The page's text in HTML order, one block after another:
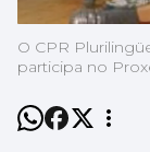
O CPR
participa no